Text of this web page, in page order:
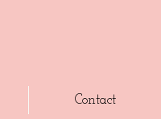
Contact